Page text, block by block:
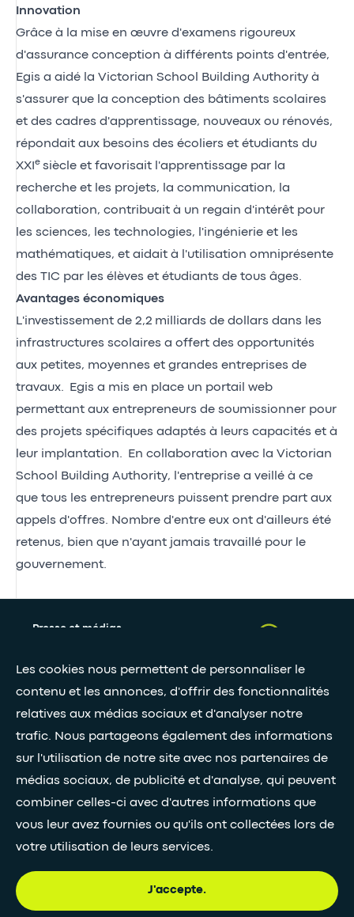
Les cookies nous permettent de personnaliser le
contenu et les annonces, d'offrir des fonctionnalités
relatives aux médias sociaux et d'analyser notre
trafic. Nous partageons également des informations
sur l'utilisation de notre site avec nos partenaires de
médias sociaux, de publicité et d'analyse, qui peuvent
combiner celles-ci avec d'autres informations que
vous leur avez fournies ou qu'ils ont collectées lors de
votre utilisation de leurs services.
J'accepte.
Innovation
Grâce à la mise en œuvre d'examens rigoureux
d'assurance conception à différents points d'entrée,
Egis a aidé la Victorian School Building Authority à
s'assurer que la conception des bâtiments scolaires
et des cadres d'apprentissage, nouveaux ou rénovés,
répondait aux besoins des écoliers et étudiants du
XXI e siècle et favorisait l'apprentissage par la
recherche et les projets, la communication, la
collaboration, contribuait à un regain d'intérêt pour
les sciences, les technologies, l'ingénierie et les
mathématiques, et aidait à l'utilisation omniprésente
des TIC par les élèves et étudiants de tous âges.
Avantages économiques
L'investissement de 2,2 milliards de dollars dans les
infrastructures scolaires a offert des opportunités
aux petites, moyennes et grandes entreprises de
travaux. Egis a mis en place un portail web
permettant aux entrepreneurs de soumissionner pour
des projets spécifiques adaptés à leurs capacités et à
leur implantation. En collaboration avec la Victorian
School Building Authority, l'entreprise a veillé à ce
que tous les entrepreneurs puissent prendre part aux
appels d'offres. Nombre d'entre eux ont d'ailleurs été
retenus, bien que n'ayant jamais travaillé pour le
gouvernement.
Presse et médias
Restez connectés grâce à notre newsletter
Inscription à la newsletter
SUIVEZ-NOUS